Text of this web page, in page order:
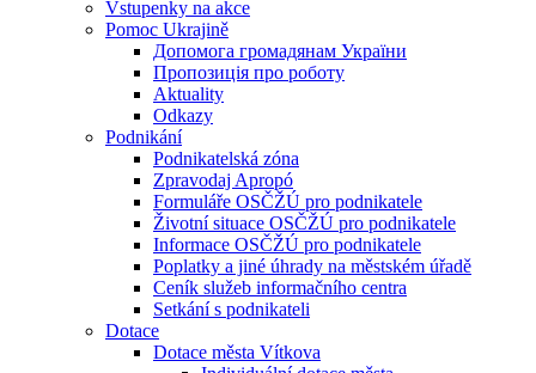
Vstupenky na akce
Pomoc Ukrajině
Допомога громадянам України
Пропозиція про роботу
Aktuality
Odkazy
Podnikání
Podnikatelská zóna
Zpravodaj Apropó
Formuláře OSČŽÚ pro podnikatele
Životní situace OSČŽÚ pro podnikatele
Informace OSČŽÚ pro podnikatele
Poplatky a jiné úhrady na městském úřadě
Ceník služeb informačního centra
Setkání s podnikateli
Dotace
Dotace města Vítkova